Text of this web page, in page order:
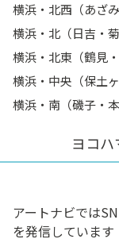
横浜・北西（あざ
横浜・北（日吉・
横浜・北東（鶴見
横浜・中央（保土
横浜・南（磯子・
ヨコ
アートナビでは
を発信しています